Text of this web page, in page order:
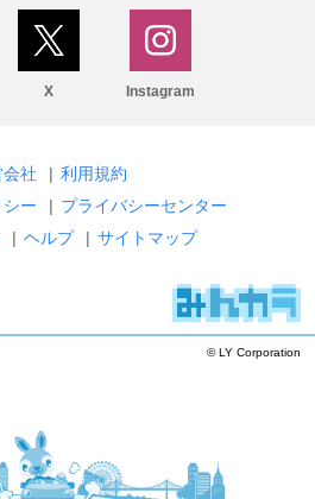
X Instagram
社 | 利用規約
ー
| プライバシーセンター
| ヘルプ | サイトマップ
© LY Corporation